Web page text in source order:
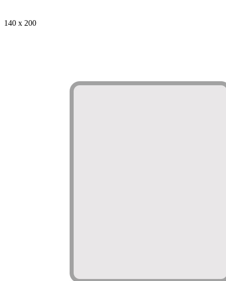
140 x 200